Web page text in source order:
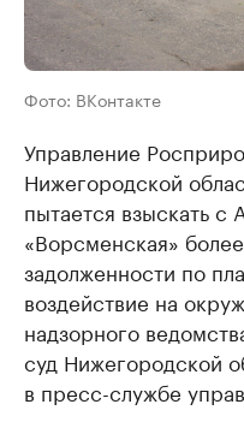
Фото: ВКонтакте
Управление
Нижегородской
пытается взыскать
«Ворсменская»
задолженности по
воздействие на
надзорного
суд Нижегородской
в пресс-службе